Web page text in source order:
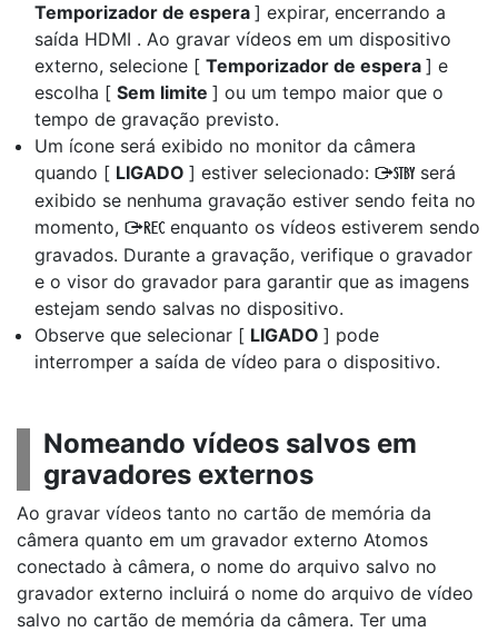
Temporizador de espera ] expirar, encerrando a
saída HDMI . Ao gravar vídeos em um dispositivo
externo, selecione [ Temporizador de espera ] e
escolha [ Sem limite ] ou um tempo maior que o
tempo de gravação previsto.
Um ícone será exibido no monitor da câmera
quando [ LIGADO ] estiver selecionado: A será
exibido se nenhuma gravação estiver sendo feita no
momento, B enquanto os vídeos estiverem sendo
gravados. Durante a gravação, verifique o gravador
e o visor do gravador para garantir que as imagens
estejam sendo salvas no dispositivo.
Observe que selecionar [ LIGADO ] pode
interromper a saída de vídeo para o dispositivo.
Nomeando vídeos salvos em
gravadores externos
Ao gravar vídeos tanto no cartão de memória da
câmera quanto em um gravador externo Atomos
conectado à câmera, o nome do arquivo salvo no
gravador externo incluirá o nome do arquivo de vídeo
salvo no cartão de memória da câmera. Ter uma